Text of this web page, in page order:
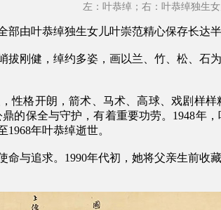
左： 叶恭绰；右： 叶恭绰独生
由叶恭绰独生女儿叶崇范精心保存长达半
刚健，绰约多姿，画以兰、竹、松、
性格开朗，箭术、马术、高球、戏剧样
的保全与守护，有着重要功劳。1948年
年叶恭绰逝世。
与追求。1990年代初，她将父亲生前